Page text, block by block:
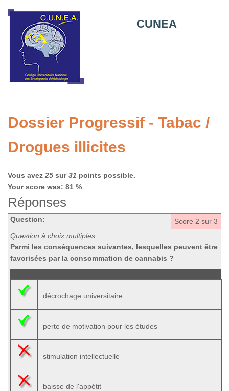
CUNEA
Dossier Progressif - Tabac /
Drogues illicites
Vous avez 25 sur31 points possible.
Your score was: 81 %
Réponses
Score 2 sur 3
Question:
Question à choix multiples
Parmi les conséquences suivantes, lesquelles peuvent être
favorisées par la consommation de cannabis ?
décrochage universitaire
perte de motivation pour les études
stimulation intellectuelle
baisse de l'appétit